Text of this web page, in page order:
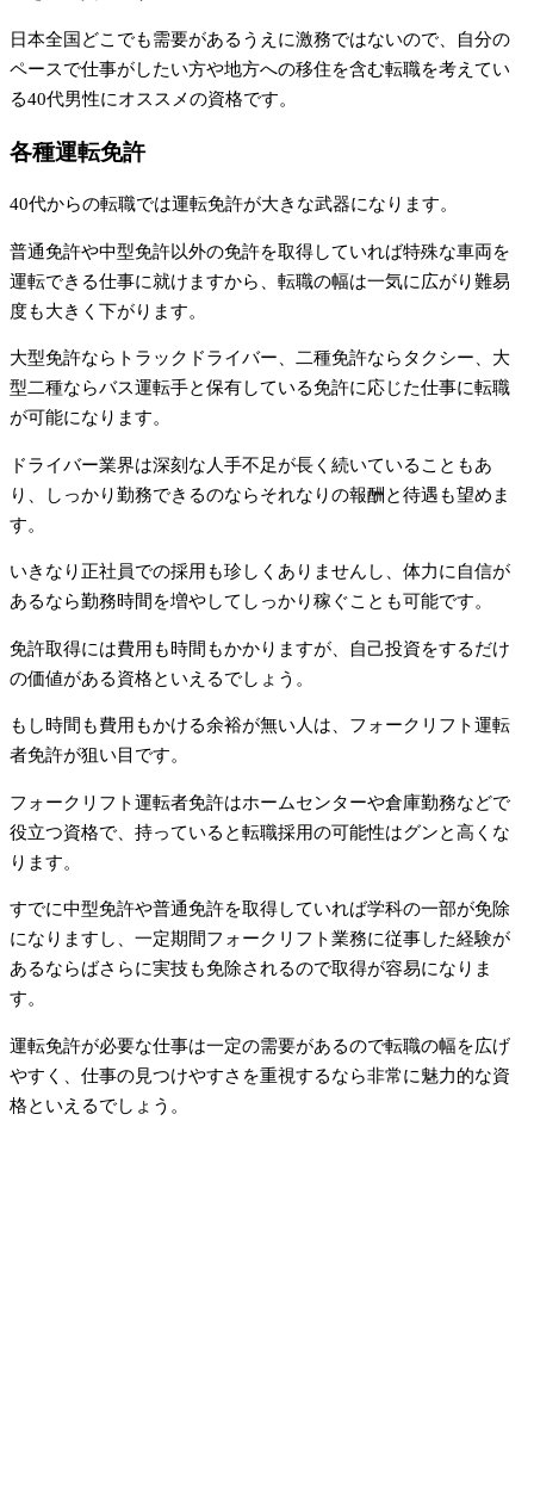
日本全国どこでも需要があるうえに激務ではないので、自分の
ペースで仕事がしたい方や地方への移住を含む転職を考えてい
る40代男性にオススメの資格です。
各種運転免許
40代からの転職では運転免許が大きな武器になります。
普通免許や中型免許以外の免許を取得していれば特殊な車両を
運転できる仕事に就けますから、転職の幅は一気に広がり難易
度も大きく下がります。
大型免許ならトラックドライバー、二種免許ならタクシー、大
型二種ならバス運転手と保有している免許に応じた仕事に転職
が可能になります。
ドライバー業界は深刻な人手不足が長く続いていることもあ
り、しっかり勤務できるのならそれなりの報酬と待遇も望めま
す。
いきなり正社員での採用も珍しくありませんし、体力に自信が
あるなら勤務時間を増やしてしっかり稼ぐことも可能です。
免許取得には費用も時間もかかりますが、自己投資をするだけ
の価値がある資格といえるでしょう。
もし時間も費用もかける余裕が無い人は、フォークリフト運転
者免許が狙い目です。
フォークリフト運転者免許はホームセンターや倉庫勤務などで
役立つ資格で、持っていると転職採用の可能性はグンと高くな
ります。
すでに中型免許や普通免許を取得していれば学科の一部が免除
になりますし、一定期間フォークリフト業務に従事した経験が
あるならばさらに実技も免除されるので取得が容易になりま
す。
運転免許が必要な仕事は一定の需要があるので転職の幅を広げ
やすく、仕事の見つけやすさを重視するなら非常に魅力的な資
格といえるでしょう。